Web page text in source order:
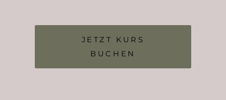
JETZT KURS
BUCHEN